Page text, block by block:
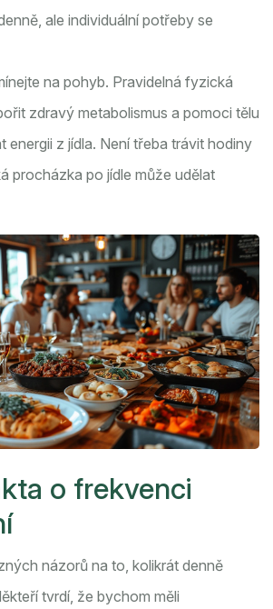
ale individuální potřeby se
na pohyb. Pravidelná fyzická
zdravý metabolismus a pomoci tělu
energii z jídla. Není třeba trávit hodiny
procházka po jídle může udělat
o frekvenci
názorů na to, kolikrát denně
tvrdí, že bychom měli